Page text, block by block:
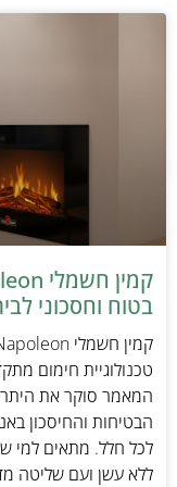
בטוח וחסכוני
טכנולוגיית חימום
המאמר סוקר את
הבטיחות והחיסכון
לכל חלל. מתאים למי
ללא עשן ועם שליטה